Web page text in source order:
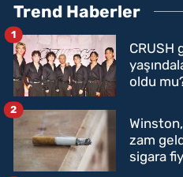
Trend Haberler
CRUSH
oldu
1
zam
sigara
2